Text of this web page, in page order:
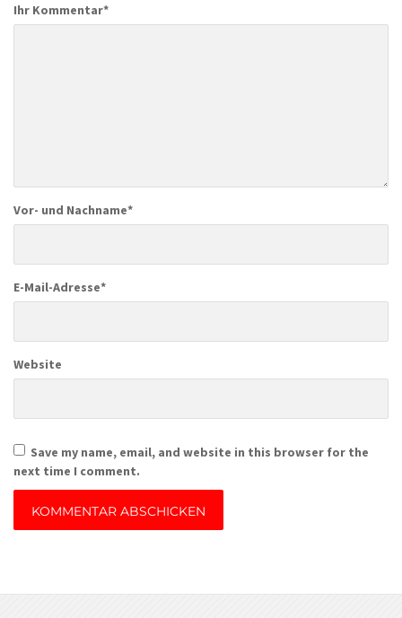
Ihr Kommentar*
Vor- und Nachname*
E-Mail-Adresse*
Website
Save my name, email, and website in this browser for the
next time I comment.